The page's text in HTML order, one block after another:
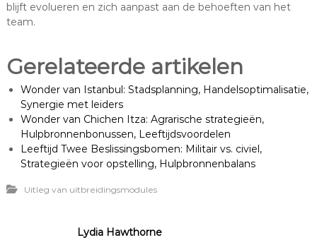
blijft evolueren en zich aanpast aan de behoeften van het
team.
Gerelateerde artikelen
Wonder van Istanbul: Stadsplanning, Handelsoptimalisatie,
Synergie met leiders
Wonder van Chichen Itza: Agrarische strategieën,
Hulpbronnenbonussen, Leeftijdsvoordelen
Leeftijd Twee Beslissingsbomen: Militair vs. civiel,
Strategieën voor opstelling, Hulpbronnenbalans
Uitleg van uitbreidingsmodules
Lydia Hawthorne